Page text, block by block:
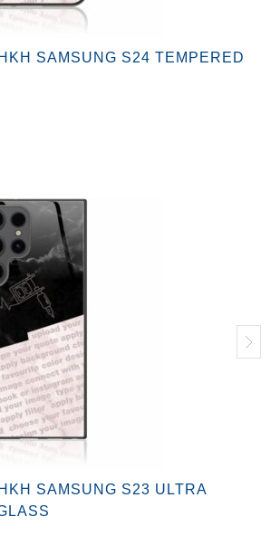
SAMSUNG S24 TEMPERED
SAMSUNG S23 ULTRA